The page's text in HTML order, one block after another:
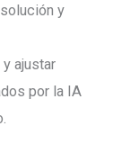
y
ajustar
por la IA